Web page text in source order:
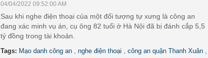
04/04/2022 09:52:00 AM
Sau khi nghe điện thoại của một đối tượng tự xưng là công an
đang xác minh vụ án, cụ ông 82 tuổi ở Hà Nội đã bị đánh cắp 5,5
tỷ đồng trong tài khoản.
Tags: Mạo danh công an nghe điện thoại công an quận Thanh Xuân